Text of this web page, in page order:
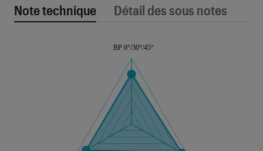
Note technique Détail des sous notes